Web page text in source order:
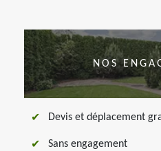
NOS
Devis et déplacement
Sans engagement